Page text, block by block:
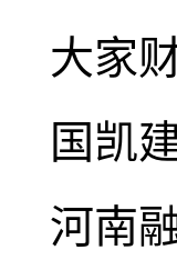
大家
国凯
河南